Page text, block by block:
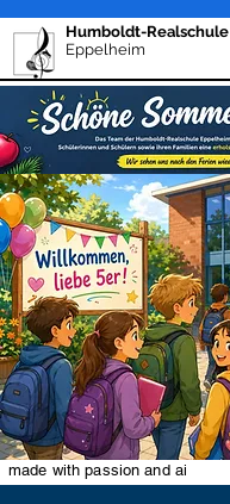
Humboldt-Realschule
Eppelheim
made with passion and ai